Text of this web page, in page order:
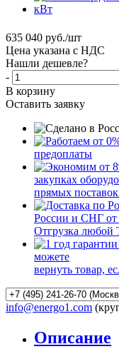
635 040 руб./шт
Цена указана с НДС
Нашли дешевле?
-
В корзину
Оставить заявку
предоплаты
закупках
прямых поставок
России и СНГ от
Отгрузка любой
можете
вернуть товар,
info@energo1.com
Описание